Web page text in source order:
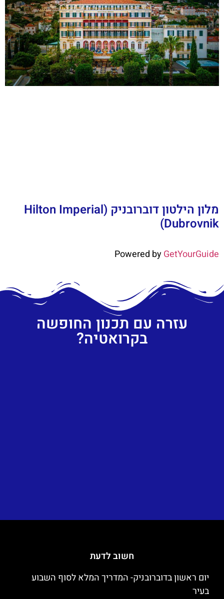
מלון הילטון דוברובניק (Hilton Imperial
Dubrovnik)
Powered byGetYourGuide
עזרה עם תכנון החופשה
בקרואטיה?
חשוב לדעת
יום ראשון בדוברובניק- המדריך המלא לסוף השבוע
בעיר